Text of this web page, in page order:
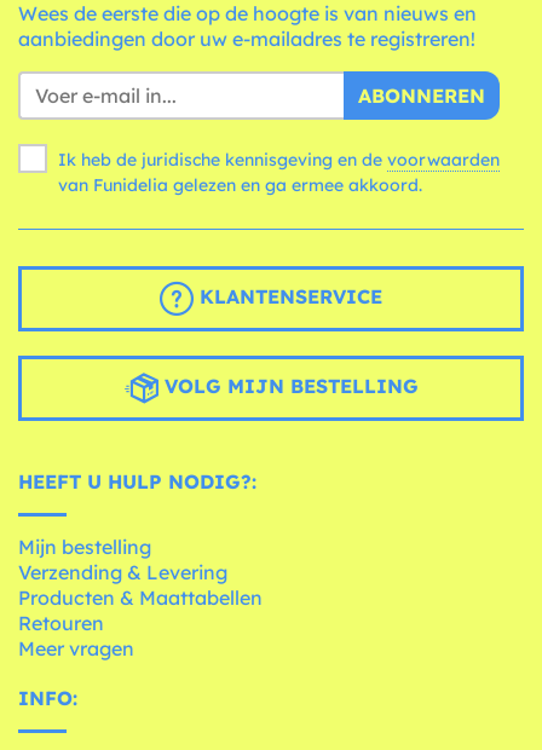
Wees de eerste die op de hoogte is van nieuws en
aanbiedingen door uw e-mailadres te registreren!
ABONNEREN
Ik heb de juridische kennisgeving en de voorwaarden
van Funidelia gelezen en ga ermee akkoord.
KLANTENSERVICE
VOLG MIJN BESTELLING
HEEFT U HULP NODIG?:
Mijn bestelling
Verzending & Levering
Producten & Maattabellen
Retouren
Meer vragen
INFO: